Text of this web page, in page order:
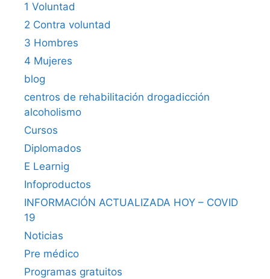
1 Voluntad
2 Contra voluntad
3 Hombres
4 Mujeres
blog
centros de rehabilitación drogadicción
alcoholismo
Cursos
Diplomados
E Learnig
Infoproductos
INFORMACIÓN ACTUALIZADA HOY – COVID
19
Noticias
Pre médico
Programas gratuitos